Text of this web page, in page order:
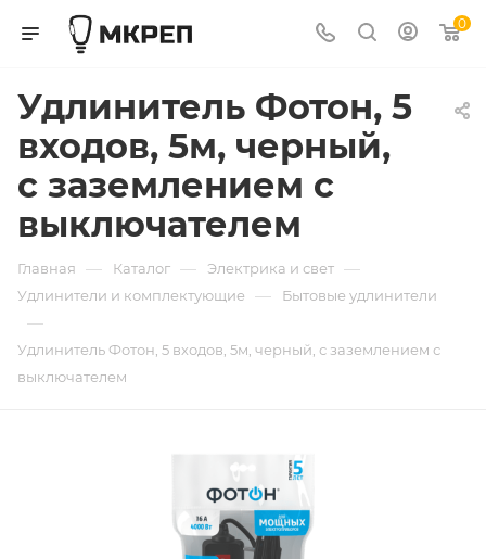
0
Удлинитель Фотон, 5
входов, 5м, черный,
с заземлением с
выключателем
Главная — Каталог — Электрика и свет —
Удлинители и комплектующие — Бытовые удлинители
—
Удлинитель Фотон, 5 входов, 5м, черный, с заземлением с
выключателем